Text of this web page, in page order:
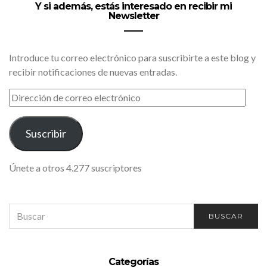
Y si además, estás interesado en recibir mi
Newsletter
Introduce tu correo electrónico para suscribirte a este blog y
recibir notificaciones de nuevas entradas.
DIRECCIÓN
DE
CORREO
ELECTRÓNICO
Suscribir
Únete a otros 4.277 suscriptores
FOR:
BUSCAR
Categorías